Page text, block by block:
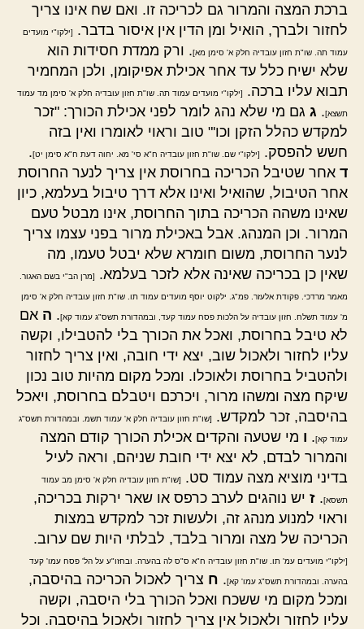
ברכת המצה והמרור גם לכריכה זו. ואם שח אינו צריך
לחזור ולברך, הואיל ומן הדין אין איסור בדבר.
[ילקו"י מועדים
עמוד תה. שו"ת חזון עובדיה חלק א' סימן מא]. ורק ממדת חסידות הוא
שלא ישיח כלל עד אחר אכילת אפיקומן, ולכן המחמיר
תבוא עליו ברכה.
[ילקו"י מועדים עמוד תה. שו"ת חזון עובדיה חלק א' סימן מד עמוד
תשצא]. ג גם מי שלא נהג לומר לפני אכילת הכורך: "זכר
למקדש כהלל הזקן וכו'" טוב וראוי לאומרו ואין בזה
חשש להפסק.
[ילקו"י שם. שו"ת חזון עובדיה ח"א סי' מא. יחוה דעת ח"א סימן יט].
ד אחר שטיבל הכריכה בחרוסת אין צריך לנער החרוסת
אחר הטיבול, שהואיל ואינו אלא דרך טיבול בעלמא, כיון
שאינו משהה הכריכה בתוך החרוסת, אינו מבטל טעם
המרור. וכן המנהג. אבל באכילת מרור בפני עצמו צריך
לנער החרוסת, משום חומרא שלא יבטל טעמו, מה
שאין כן בכריכה שאינה אלא לזכר בעלמא.
[מרן הב"י בשם האגור.
מאמר מרדכי. פקודת אלעזר. פמ"ג. ילקוט יוסף מועדים עמוד תו. שו"ת חזון עובדיה חלק א' סימן
מ' עמוד תשלח. חזון עובדיה על הלכות פסח עמוד קעד, ובמהדורת תשס"ג עמוד קא]. ה אם
לא טיבל בחרוסת, ואכל את הכורך בלי להטבילו, וקשה
עליו לחזור ולאכול שוב, יצא ידי חובה, ואין צריך לחזור
ולהטביל בחרוסת ולאוכלו. ומכל מקום מהיות טוב נכון
שיקח מצה ומשהו מרור, ויכרכם ויטבלם בחרוסת, ויאכל
בהיסבה, זכר למקדש.
[שו"ת חזון עובדיה חלק א' עמוד תשמ. ובמהדורת תשס"ג
עמוד קא]. ו מי שטעה והקדים אכילת הכורך קודם המצה
והמרור לבדם, לא יצא ידי חובת שניהם, וראה לעיל
בדיני מוציא מצה עמוד סט.
[שו"ת חזון עובדיה חלק א' סימן מב עמוד
תשסא]. ז יש נוהגים לערב כרפס או שאר ירקות בכריכה,
וראוי למנוע מנהג זה, ולעשות זכר למקדש במצות
הכריכה של מצה ומרור בלבד, לבלתי היות שם ערוב.
[ילקו"י מועדים עמ' תו. שו"ת חזון עובדיה ח"א ס"ס לה בהערה. ובחזו"ע על הל' פסח עמו' קעד
בהערה. ובמהדורת תשס"ג עמו' קא]. ח צריך לאכול הכריכה בהיסבה,
ומכל מקום מי ששכח ואכל הכורך בלי היסבה, וקשה
עליו לחזור ולאכול אין צריך לחזור ולאכול בהיסבה. וכל